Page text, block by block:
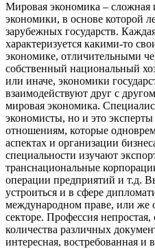
Мировая экономика – сложная
экономики, в основе которой
зарубежных государств.
характеризуется какими-то
экономике, отличительными
собственный национальный
или иначе, экономики
взаимодействуют друг с
мировая экономика.
экономисты, но и это
отношениям, которые
аспектах и организации
специальности изучают
транснациональные
операции предприятий и т.д.
устроиться и в сфере
международном праве, или же
секторе. Профессия
количества различных
интересная, востребованная и